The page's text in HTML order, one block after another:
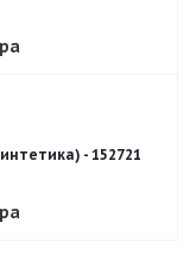
- 152721